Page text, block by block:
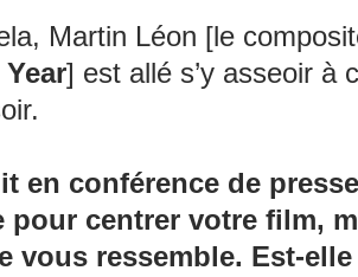
Martin Léon [le
] est allé s’y asseoir à
en conférence de
pour centrer votre film,
vous ressemble. Est-